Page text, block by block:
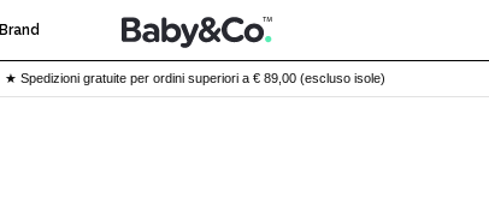
Brand
★ Spedizioni gratuite per ordini superiori a € 89,00 (escluso isole)